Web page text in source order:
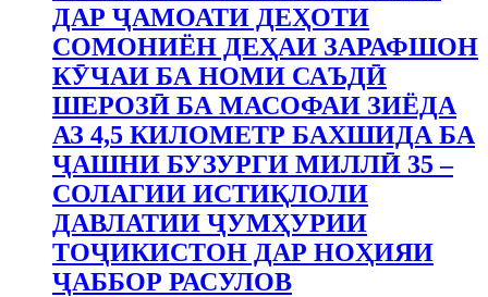
ДАР ҶАМОАТИ ДЕҲОТИ
СОМОНИЁН ДЕҲАИ ЗАРАФШОН
КӮЧАИ БА НОМИ САЪДӢ
ШЕРОЗӢ БА МАСОФАИ ЗИЁДА
АЗ 4,5 КИЛОМЕТР БАХШИДА БА
ҶАШНИ БУЗУРГИ МИЛЛӢ 35 –
СОЛАГИИ ИСТИҚЛОЛИ
ДАВЛАТИИ ҶУМҲУРИИ
ТОҶИКИСТОН ДАР НОҲИЯИ
ҶАББОР РАСУЛОВ